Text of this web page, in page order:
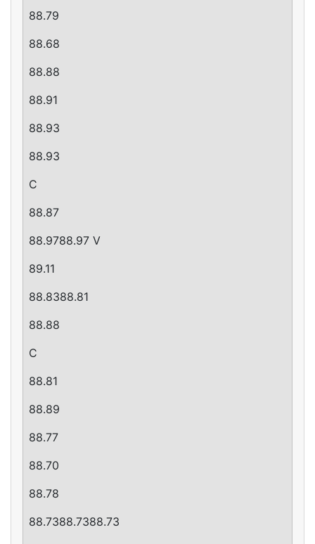
88.79
88.68
88.88
88.91
88.93
88.93
C
88.87
88.9788.97 V
89.11
88.8388.81
88.88
C
88.81
88.89
88.77
88.70
88.78
88.7388.7388.73